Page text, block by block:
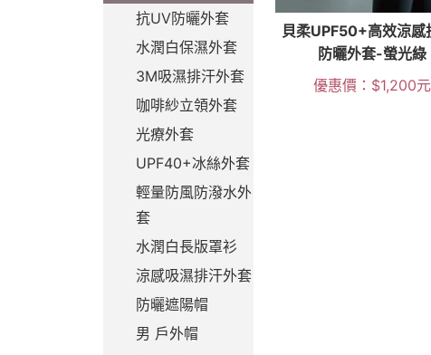
抗UV防曬外套
水潤白保濕外套
3M吸濕排汗外套
咖啡紗立領外套
光療外套
UPF40+冰絲外套
輕量防風防潑水外
套
水潤白長版罩衫
涼感吸濕排汗外套
防曬遮陽帽
男 戶外帽
貝柔UPF50+高效涼感
防曬外套-螢光綠
優惠價： $1,200元